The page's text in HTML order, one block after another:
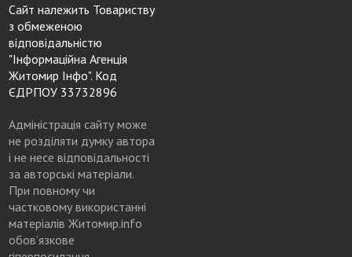
Сайт належить Товариству
з обмеженою
відповідальністю
"Інформаційна Агенція
Житомир Інфо". Код
ЄДРПОУ 33732896
Адміністрація сайту може
не розділяти думку автора
і не несе відповідальності
за авторські матеріали.
При повному чи
частковому використанні
матеріалів Житомир.info
обов’язкове